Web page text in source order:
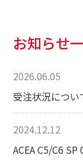
お知らせ
2026.06.05
受注状況につ
2024.12.12
ACEA C5/C6